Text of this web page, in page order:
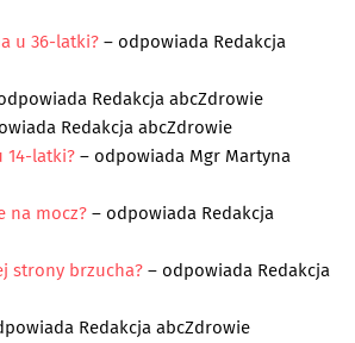
u 36-latki?– odpowiada Redakcja
Redakcja abcZdrowie
Redakcja abcZdrowie
14-latki?– odpowiada Mgr Martyna
na mocz?– odpowiada Redakcja
strony brzucha?– odpowiada Redakcja
Redakcja abcZdrowie